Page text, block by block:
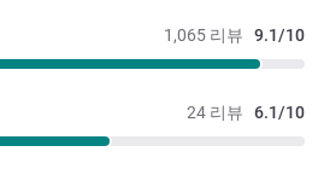
1,065 리뷰 9.1/10
24 리뷰 6.1/10